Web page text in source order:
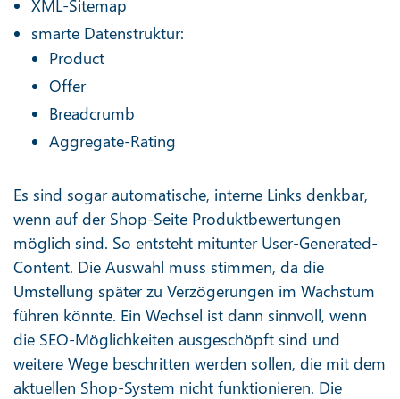
XML-Sitemap
smarte Datenstruktur:
Product
Offer
Breadcrumb
Aggregate-Rating
Es sind sogar automatische, interne Links denkbar,
wenn auf der Shop-Seite Produktbewertungen
möglich sind. So entsteht mitunter User-Generated-
Content. Die Auswahl muss stimmen, da die
Umstellung später zu Verzögerungen im Wachstum
führen könnte. Ein Wechsel ist dann sinnvoll, wenn
die SEO-Möglichkeiten ausgeschöpft sind und
weitere Wege beschritten werden sollen, die mit dem
aktuellen Shop-System nicht funktionieren. Die